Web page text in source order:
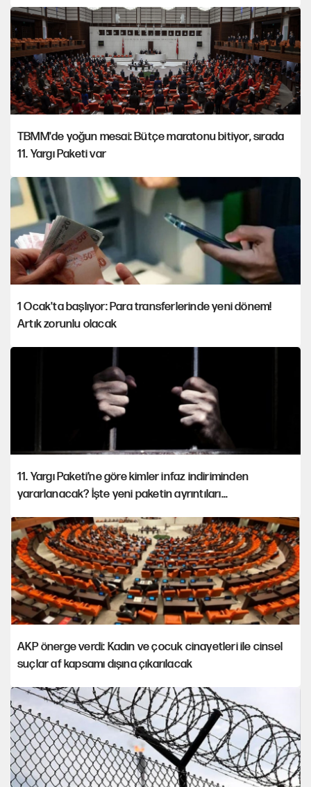
TBMM'de yoğun mesai: Bütçe maratonu bitiyor, sırada
11. Yargı Paketi var
1 Ocak'ta başlıyor: Para transferlerinde yeni dönem!
Artık zorunlu olacak
11. Yargı Paketi’ne göre kimler infaz indiriminden
yararlanacak? İşte yeni paketin ayrıntıları...
AKP önerge verdi: Kadın ve çocuk cinayetleri ile cinsel
suçlar af kapsamı dışına çıkarılacak